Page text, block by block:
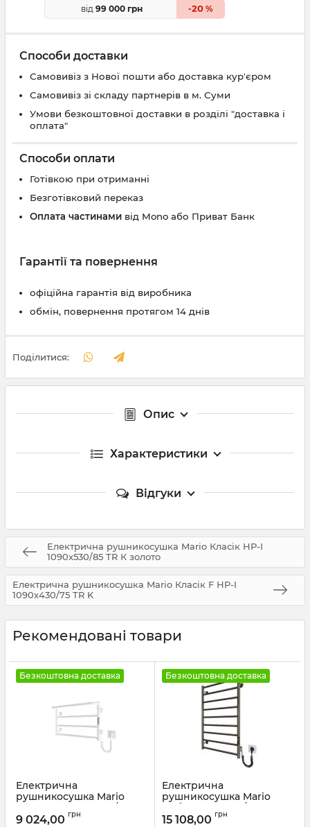
від 99 000 грн -20%
Способи доставки
Самовивіз з Нової пошти або доставка кур'єром
Самовивіз зі складу партнерів в м. Суми
Умови безкоштовної доставки в розділі "доставка і
оплата"
Способи оплати
Готівкою при отриманні
Безготівковий переказ
Оплата частинами від Mono або Приват Банк
Гарантії та повернення
офіційна гарантія від виробника
обмін, повернення протягом 14 днів
Поділитися:
Опис
Характеристики
Відгуки
Електрична рушникосушка Mario Класік НР-І
1090х530/85 TR К золото
Електрична рушникосушка Mario Класік F НР-I
1090х430/75 TR K
Рекомендовані товари
Безкоштовна доставка
Електрична
рушникосушка Mario
Люкс Сіті-І 400х630/150
TR К білий глянець
9 024,00 грн
Безкоштовна доставка
Електрична
рушникосушка Mario
Урбан-I 810x500/85 TR K
2.0 бронза
15 108,00 грн